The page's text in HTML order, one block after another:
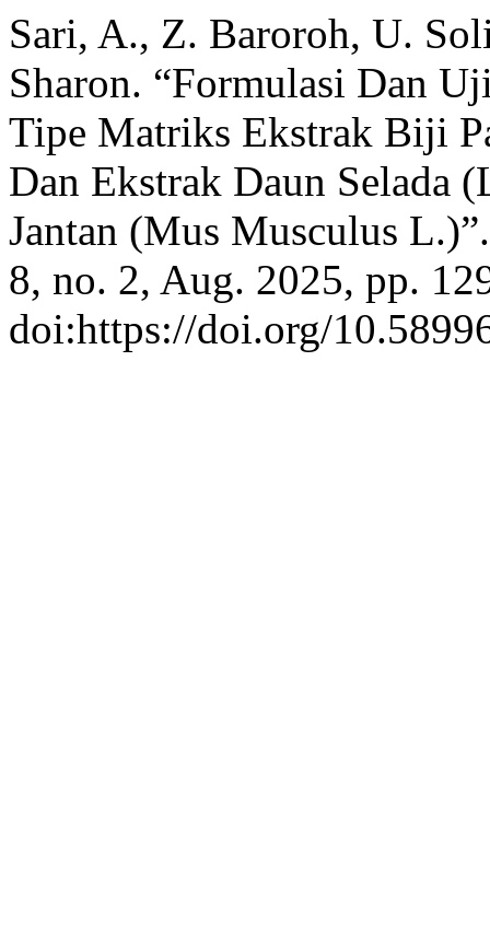
Sari, A., Z. Baroroh, U.
Sharon. “Formulasi Dan
Tipe Matriks Ekstrak Biji
Dan Ekstrak Daun Selada
Jantan (Mus Musculus
8, no. 2, Aug. 2025, pp.
doi:https://doi.org/